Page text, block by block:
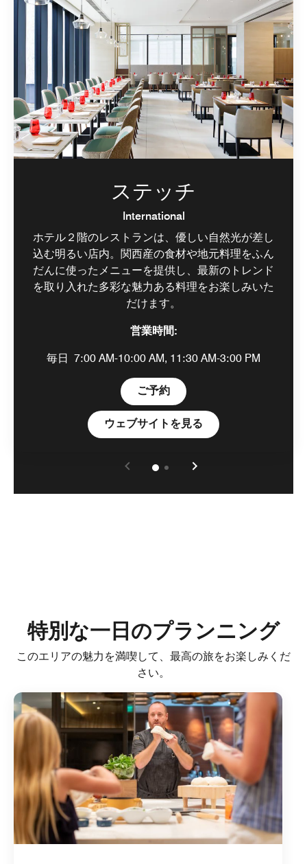
ステッチ
International
ホテル２階のレストランは、優しい自然光が差し
込む明るい店内。関西産の食材や地元料理をふん
だんに使ったメニューを提供し、最新のトレンド
を取り入れた多彩な魅力ある料理をお楽しみいた
だけます。
営業時間:
毎日 7:00 AM-10:00 AM, 11:30 AM-3:00 PM
ご予約Open in New Tab
ウェブサイトを見る Open in New Tab
特別な一日のプランニング
このエリアの魅力を満喫して、最高の旅をお楽しみくだ
さい。